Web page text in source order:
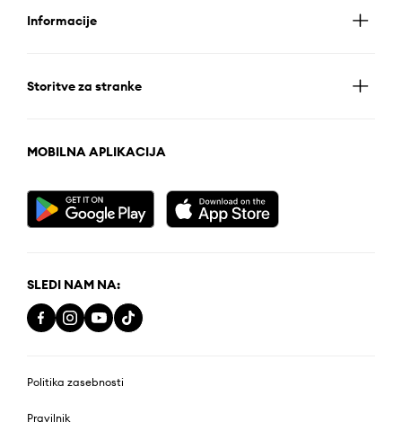
Informacije
Storitve za stranke
MOBILNA APLIKACIJA
SLEDI NAM NA:
Politika zasebnosti
Pravilnik